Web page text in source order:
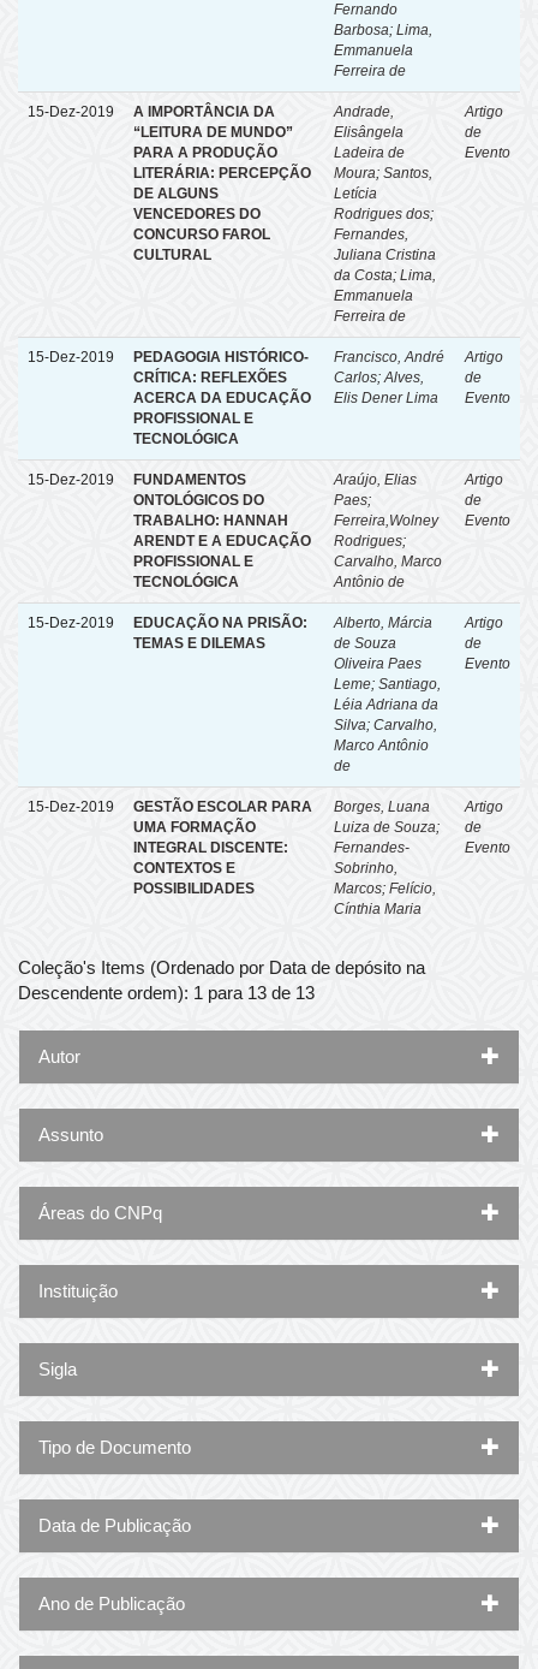
Fernando
Barbosa; Lima,
Emmanuela
Ferreira de
15-Dez-2019
A IMPORTÂNCIA DA
“LEITURA DE MUNDO”
PARA A PRODUÇÃO
LITERÁRIA: PERCEPÇÃO
DE ALGUNS
VENCEDORES DO
CONCURSO FAROL
CULTURAL
Andrade,
Elisângela
Ladeira de
Moura; Santos,
Letícia
Rodrigues dos;
Fernandes,
Juliana Cristina
da Costa; Lima,
Emmanuela
Ferreira de
Artigo
de
Evento
15-Dez-2019
PEDAGOGIA HISTÓRICO-
CRÍTICA: REFLEXÕES
ACERCA DA EDUCAÇÃO
PROFISSIONAL E
TECNOLÓGICA
Francisco, André
Carlos;Alves,
Elis Dener Lima
Artigo
de
Evento
15-Dez-2019
FUNDAMENTOS
ONTOLÓGICOS DO
TRABALHO: HANNAH
ARENDT E A EDUCAÇÃO
PROFISSIONAL E
TECNOLÓGICA
Araújo, Elias
Paes;
Ferreira,Wolney
Rodrigues;
Carvalho, Marco
Antônio de
Artigo
de
Evento
15-Dez-2019
EDUCAÇÃO NA PRISÃO:
TEMAS E DILEMAS
Alberto, Márcia
de Souza
Oliveira Paes
Leme; Santiago,
Léia Adriana da
Silva; Carvalho,
Marco Antônio
de
Artigo
de
Evento
15-Dez-2019
GESTÃO ESCOLAR PARA
UMA FORMAÇÃO
INTEGRAL DISCENTE:
CONTEXTOS E
POSSIBILIDADES
Borges, Luana
Luiza de Souza;
Fernandes-
Sobrinho,
Marcos; Felício,
Cínthia Maria
Artigo
de
Evento
Coleção's Items (Ordenado por Data de depósito na
Descendente ordem): 1 para 13 de 13
Autor
Assunto
Áreas do CNPq
Instituição
Sigla
Tipo de Documento
Data de Publicação
Ano de Publicação